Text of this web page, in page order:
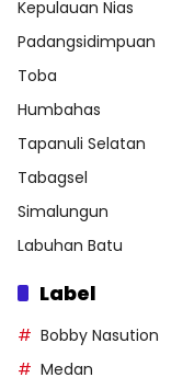
Kepulauan Nias
Padangsidimpuan
Toba
Humbahas
Tapanuli Selatan
Tabagsel
Simalungun
Labuhan Batu
Label
Bobby Nasution
Medan